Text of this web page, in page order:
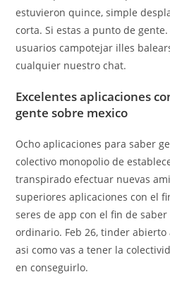
estuvieron quince, simple
corta. Si estas a punto de
usuarios campotejar illes
cualquier nuestro chat.
Excelentes aplicaciones
gente sobre mexico
Ocho aplicaciones para saber
colectivo monopolio de
transpirado efectuar nuevas
superiores aplicaciones con el
seres de app con el fin de
ordinario. Feb 26, tinder
asi­ como vas a tener la
en conseguirlo.